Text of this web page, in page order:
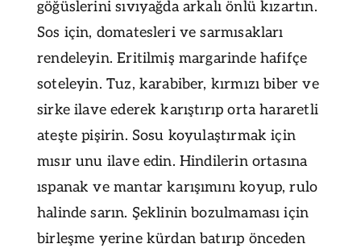
göğüslerini sıvıyağda arkalı önlü kızartın.
Sos için, domatesleri ve sarmısakları
rendeleyin. Eritilmiş margarinde hafifçe
soteleyin. Tuz, karabiber, kırmızı biber ve
sirke ilave ederek karıştırıp orta hararetli
ateşte pişirin. Sosu koyulaştırmak için
mısır unu ilave edin. Hindilerin ortasına
ıspanak ve mantar karışımını koyup, rulo
halinde sarın. Şeklinin bozulmaması için
birleşme yerine kürdan batırıp önceden